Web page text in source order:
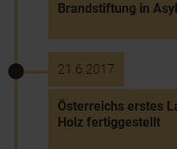
Brandstiftung in
21.6.2017
Österreichs erstes
Holz fertiggestellt